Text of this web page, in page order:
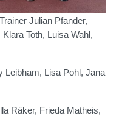
Julian Pfander,
Toth, Luisa Wahl,
Leibham, Lisa Pohl, Jana
Räker, Frieda Matheis,